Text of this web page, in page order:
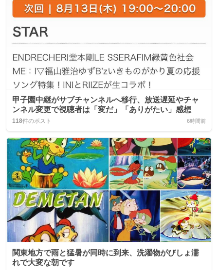
甲子園中継がサブチャンネルへ移行、放送遅延やチャ
ンネル変更で視聴者は「変だ」「ありがたい」感想
118件のポスト 6時間前
関東地方で雨と猛暑が同時に到来、洗濯物がびしょ濡
れで大変な朝です